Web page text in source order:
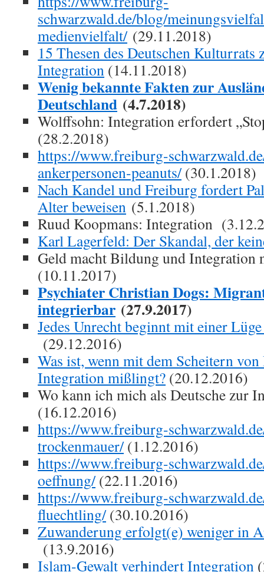
schwarzwald.de/blog/
medienvielfalt/(29.11.2018)
15 Thesen des Deutschen
Integration (14.11.2018)
Wenig bekannte Fakten zur
Deutschland (4.7.2018)
Wolffsohn: Integration erfordert
(28.2.2018)
https://www.freiburg-
ankerpersonen-peanuts/(30.1.2018)
Nach Kandel und Freiburg fordert
Alter beweisen (5.1.2018)
Ruud Koopmans: Integration
Karl Lagerfeld: Der Skandal, der
Geld macht Bildung und Integration
(10.11.2017)
Psychiater Christian Dogs:
integrierbar (27.9.2017)
Jedes Unrecht beginnt mit einer
(29.12.2016)
Was ist, wenn mit dem Scheitern
Integration mißlingt? (20.12.2016)
Wo kann ich mich als Deutsche zur
(16.12.2016)
https://www.freiburg-
trockenmauer/(1.12.2016)
https://www.freiburg-
oeffnung/(22.11.2016)
https://www.freiburg-
fluechtling/(30.10.2016)
Zuwanderung erfolgt(e) weniger in
(13.9.2016)
Islam-Gewalt verhindert Integration